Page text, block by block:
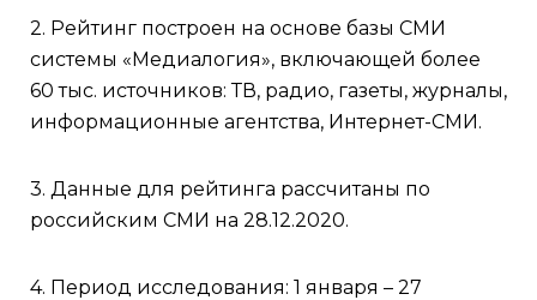
2. Рейтинг построен на основе базы СМИ
системы «Медиалогия», включающей более
60 тыс. источников: ТВ, радио, газеты, журналы,
информационные агентства, Интернет-СМИ.
3. Данные для рейтинга рассчитаны по
российским СМИ на 28.12.2020.
4. Период исследования: 1 января – 27